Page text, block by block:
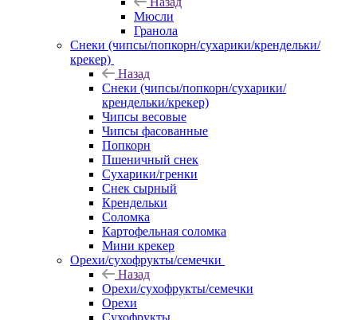
Мюсли
Гранола
Снеки (чипсы/попкорн/сухарики/крендельки/
крекер)
Назад
Снеки (чипсы/попкорн/сухарики/
крендельки/крекер)
Чипсы весовые
Чипсы фасованные
Попкорн
Пшеничный снек
Сухарики/гренки
Снек сырный
Крендельки
Соломка
Картофельная соломка
Мини крекер
Орехи/сухофрукты/семечки
Назад
Орехи/сухофрукты/семечки
Орехи
Сухофрукты